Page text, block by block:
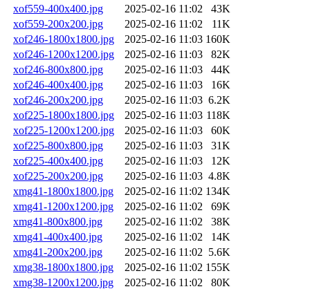
xof559-400x400.jpg
2025-02-16 11:02
43K
xof559-200x200.jpg
2025-02-16 11:02
11K
xof246-1800x1800.jpg
2025-02-16 11:03 160K
xof246-1200x1200.jpg
2025-02-16 11:03
82K
xof246-800x800.jpg
2025-02-16 11:03
44K
xof246-400x400.jpg
2025-02-16 11:03
16K
xof246-200x200.jpg
2025-02-16 11:03 6.2K
xof225-1800x1800.jpg
2025-02-16 11:03 118K
xof225-1200x1200.jpg
2025-02-16 11:03
60K
xof225-800x800.jpg
2025-02-16 11:03
31K
xof225-400x400.jpg
2025-02-16 11:03
12K
xof225-200x200.jpg
2025-02-16 11:03 4.8K
xmg41-1800x1800.jpg
2025-02-16 11:02 134K
xmg41-1200x1200.jpg
2025-02-16 11:02
69K
xmg41-800x800.jpg
2025-02-16 11:02
38K
xmg41-400x400.jpg
2025-02-16 11:02
14K
xmg41-200x200.jpg
2025-02-16 11:02 5.6K
xmg38-1800x1800.jpg
2025-02-16 11:02 155K
xmg38-1200x1200.jpg
2025-02-16 11:02
80K